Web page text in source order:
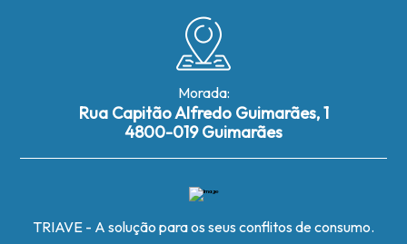
Morada:
Rua Capitão Alfredo Guimarães, 1
4800-019 Guimarães
TRIAVE - A solução para os seus conflitos de consumo.